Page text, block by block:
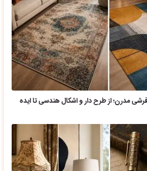
مدرن؛ از طرح دار و اشکال هندسی تا ایده